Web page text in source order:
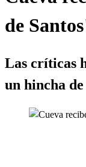
de
Las críticas
un hincha